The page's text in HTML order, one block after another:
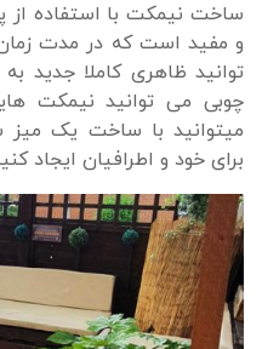
ساخت نیمکت با استفاده از
و مفید است که در مدت
توانید ظاهری کاملا جدید
چوبی می توانید نیمکت
میتوانید با ساخت یک میز
برای خود و اطرافیان ایجاد